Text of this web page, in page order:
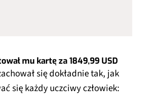
mu kartę za 1849,99 USD
się dokładnie tak, jak
się każdy uczciwy człowiek: